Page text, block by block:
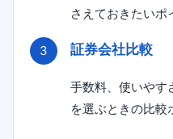
さえておきたいポ
証券会社比較
手数料、使いやす
を選ぶときの比較